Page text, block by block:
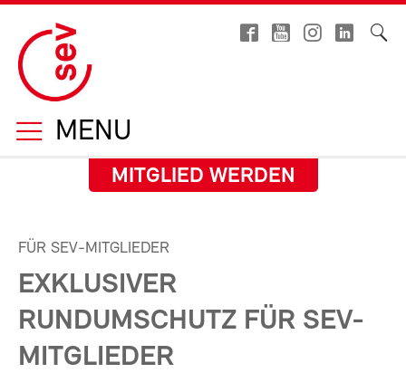
MENU
MITGLIED WERDEN
FÜR SEV-MITGLIEDER
EXKLUSIVER
RUNDUMSCHUTZ FÜR SEV-
MITGLIEDER